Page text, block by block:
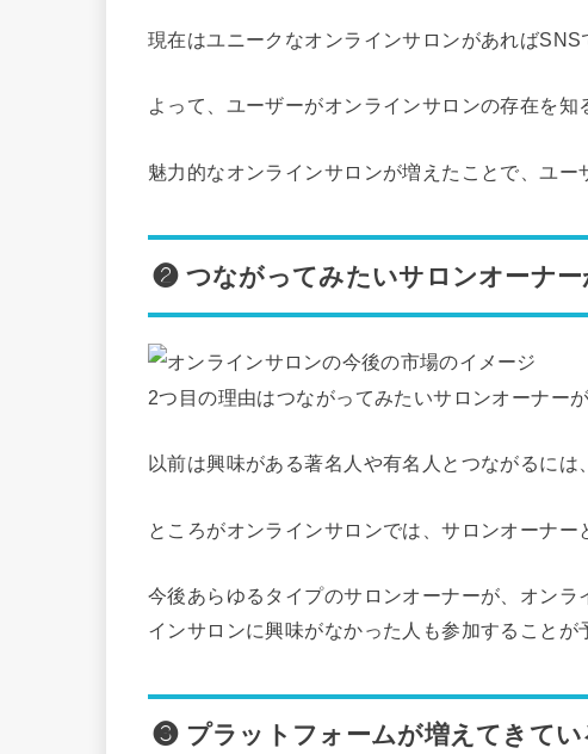
現在はユニークなオンラインサロンがあればSNS
よって、ユーザーがオンラインサロンの存在を知
魅力的なオンラインサロンが増えたことで、ユー
❷ つながってみたいサロンオーナー
2つ目の理由はつながってみたいサロンオーナー
以前は興味がある著名人や有名人とつながるには
ところがオンラインサロンでは、サロンオーナー
今後あらゆるタイプのサロンオーナーが、オン
インサロンに興味がなかった人も参加することが
❸ プラットフォームが増えてきてい